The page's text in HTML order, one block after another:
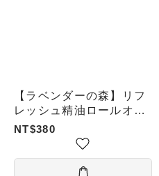
【ラベンダーの森】リフ
レッシュ精油ロールオン
2.0／10ml
NT$380